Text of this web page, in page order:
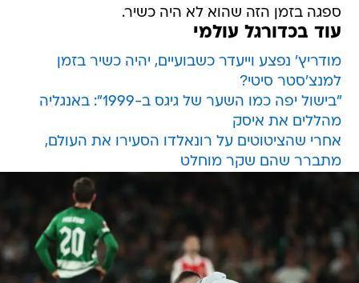
ספגה בזמן הזה שהוא לא היה כשיר.
עוד בכדורגל עולמי
מודריץ' נפצע וייעדר כשבועיים, יהיה כשיר בזמן
למנצ'סטר סיטי?
"בישול יפה כמו השער של גיגס ב-1999": באנגליה
מהללים את איסק
אחרי שהציטוטים על רונאלדו הסעירו את העולם,
מתברר שהם שקר מוחלט